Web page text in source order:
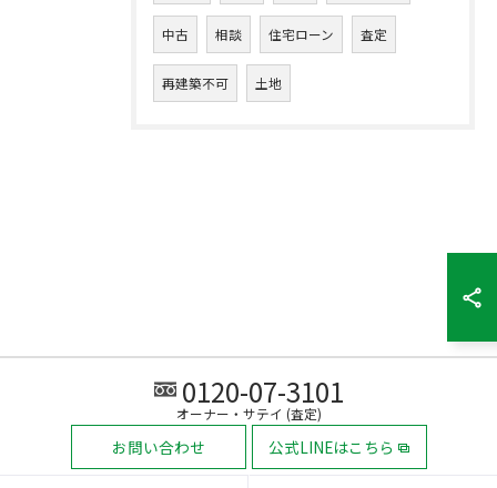
中古 相談 住宅ローン 査定
再建築不可 土地
0120-07-3101
オーナー・サテイ (査定)
お問い合わせ 公式LINEはこちら